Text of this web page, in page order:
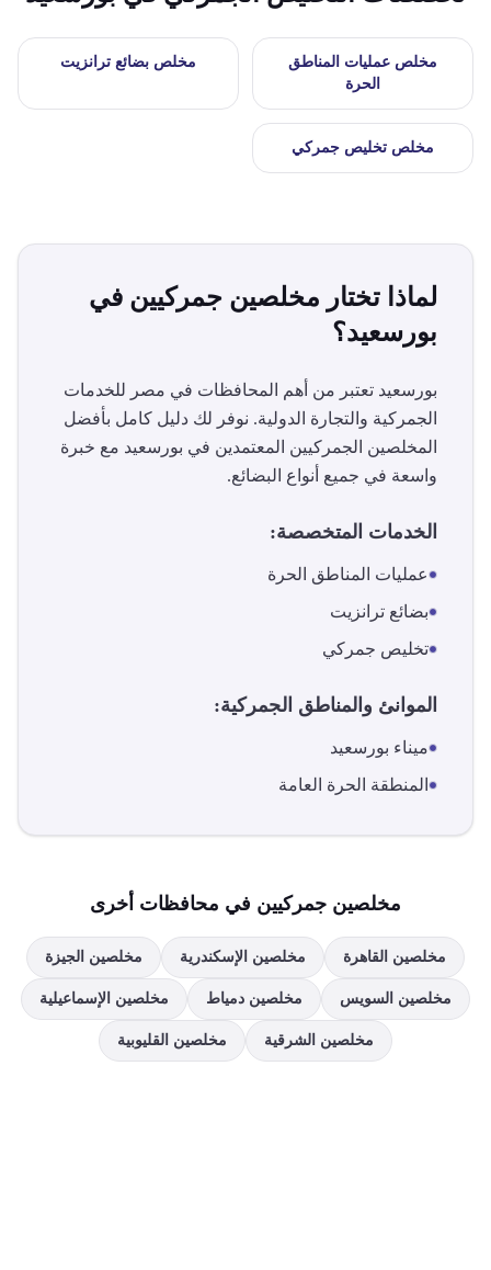
مخلص عمليات المناطق
الحرة
مخلص بضائع ترانزيت
مخلص تخليص جمركي
لماذا تختار مخلصين جمركيين في
بورسعيد؟
بورسعيد تعتبر من أهم المحافظات في مصر للخدمات
الجمركية والتجارة الدولية. نوفر لك دليل كامل بأفضل
المخلصين الجمركيين المعتمدين في بورسعيد مع خبرة
واسعة في جميع أنواع البضائع.
الخدمات المتخصصة:
عمليات المناطق الحرة
بضائع ترانزيت
تخليص جمركي
الموانئ والمناطق الجمركية:
ميناء بورسعيد
المنطقة الحرة العامة
مخلصين جمركيين في محافظات أخرى
مخلصين القاهرة مخلصين الإسكندرية مخلصين الجيزة
مخلصين السويس مخلصين دمياط مخلصين الإسماعيلية
مخلصين الشرقية مخلصين القليوبية